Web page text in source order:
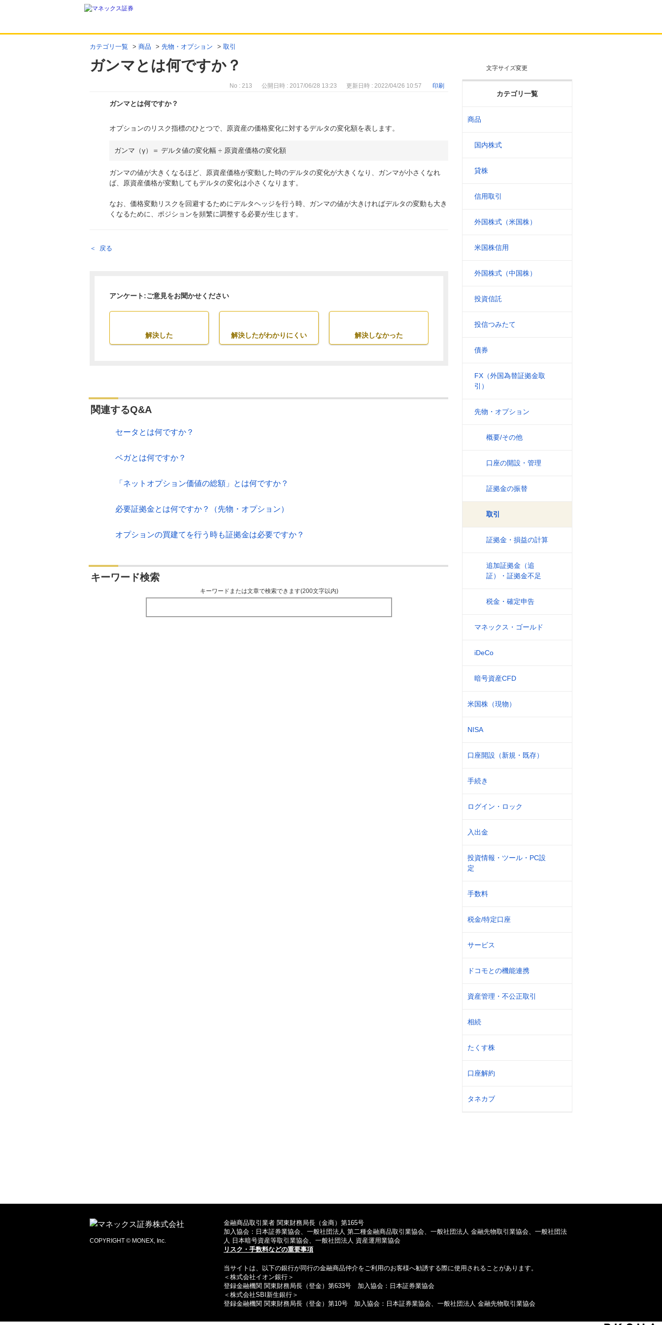
カテゴリ一覧 > 商品 > 先物・オプション > 取引
ガンマとは何ですか？ 文字サイズ変更
カテゴリ一覧
商品
国内株式
貸株
信用取引
外国株式（米国株）
米国株信用
外国株式（中国株）
投資信託
投信つみたて
債券
FX（外国為替証拠金取
引）
先物・オプション
概要/その他
口座の開設・管理
証拠金の振替
取引
証拠金・損益の計算
追加証拠金（追
証）・証拠金不足
税金・確定申告
マネックス・ゴールド
iDeCo
暗号資産CFD
米国株（現物）
NISA
口座開設（新規・既存）
手続き
ログイン・ロック
入出金
投資情報・ツール・PC設
定
手数料
税金/特定口座
サービス
ドコモとの機能連携
資産管理・不公正取引
相続
たくす株
口座解約
タネカブ
No : 213 公開日時 : 2017/06/28 13:23 更新日時 : 2022/04/26 10:57 印刷
ガンマとは何ですか？
回答
オプションのリスク指標のひとつで、原資産の価格変化に対するデルタの変化額を表します。
ガンマ（γ）＝ デルタ値の変化幅 ÷ 原資産価格の変化額
ガンマの値が大きくなるほど、原資産価格が変動した時のデルタの変化が大きくなり、ガンマが小さくなれ
ば、原資産価格が変動してもデルタの変化は小さくなります。
なお、価格変動リスクを回避するためにデルタヘッジを行う時、ガンマの値が大きければデルタの変動も大き
くなるために、ポジションを頻繁に調整する必要が生じます。
戻る
アンケート:ご意見をお聞かせください
解決した 解決したがわかりにくい 解決しなかった
関連するQ&A
セータとは何ですか？
ベガとは何ですか？
「ネットオプション価値の総額」とは何ですか？
必要証拠金とは何ですか？（先物・オプション）
オプションの買建てを行う時も証拠金は必要ですか？
キーワード検索
キーワードまたは文章で検索できます(200文字以内)
COPYRIGHT © MONEX, Inc.
金融商品取引業者 関東財務局長（金商）第165号
加入協会：日本証券業協会、一般社団法人 第二種金融商品取引業協会、一般社団法人 金融先物取引業協会、一般社団法
人 日本暗号資産等取引業協会、一般社団法人 資産運用業協会
リスク・手数料などの重要事項
当サイトは、以下の銀行が同行の金融商品仲介をご利用のお客様へ勧誘する際に使用されることがあります。
＜株式会社イオン銀行＞
登録金融機関 関東財務局長（登金）第633号 加入協会：日本証券業協会
＜株式会社SBI新生銀行＞
登録金融機関 関東財務局長（登金）第10号 加入協会：日本証券業協会、一般社団法人 金融先物取引業協会